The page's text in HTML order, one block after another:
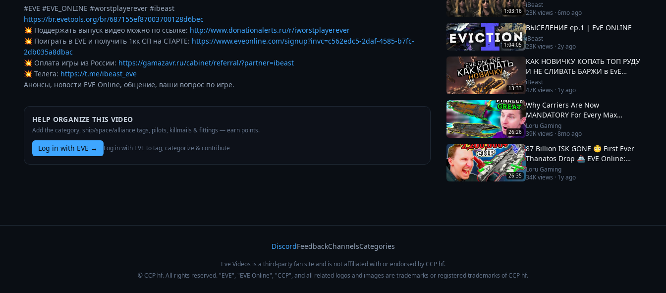
https://br.evetools.org/br/687155ef87003700128d6bec
💥 Поддержать выпуск видео можно по ссылке: http://www.donationalerts.ru/r/iworstplayerever
💥 Поиграть в EVE и получить 1кк СП на СТАРТЕ: https://www.eveonline.com/signup?invc=c562edc5-2daf-4585-b7fc-
2db035a8dbac
💥 Оплата игры из России: https://gamazavr.ru/cabinet/referral/?partner=ibeast
💥 Телега: https://t.me/ibeast_eve
Анонсы, новости EVE Online, общение, ваши вопрос по игре.
HELP ORGANIZE THIS VIDEO
Add the category, ship/space/alliance tags, pilots, killmails & fittings — earn points.
Log in with EVE → Log in with EVE to tag, categorize & contribute
1:03:16
iBeast
23Kviews ·6mo ago
1:04:05
ВЫСЕЛЕНИЕ ep.1 | EvE ONLINE
iBeast
23Kviews ·2y ago
13:33
КАК НОВИЧКУ КОПАТЬ ТОП РУДУ
И НЕ СЛИВАТЬ БАРЖИ в EvE
Online
iBeast
47Kviews · 1y ago
26:26
Why Carriers Are Now
MANDATORY For Every Max
Capsuleer 💎 EVE Online: Catalyst
Guide
Loru Gaming
39Kviews ·8mo ago
26:35
87 Billion ISK GONE 😳 First Ever
Thanatos Drop 🚢 EVE Online:
Capital Ship PVP
Loru Gaming
34Kviews · 1y ago
DiscordFeedbackChannelsCategories
Eve Videos is a third-party fan site and is not affiliated with or endorsed by CCP hf.
© CCP hf. All rights reserved. "EVE", "EVE Online", "CCP", and all related logos and images are trademarks or registered trademarks of CCP hf.